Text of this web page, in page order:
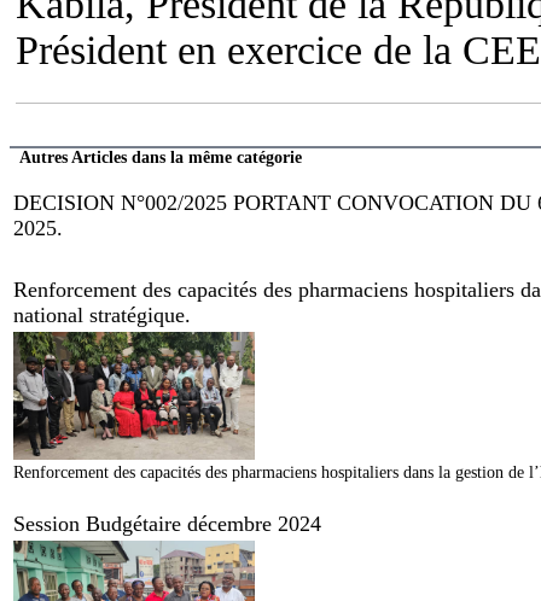
Président en exercice de la
Autres Articles dans la même catégorie
DECISION N°002/2025 PORTANT CONVOCATION
2025.
Renforcement des capacités des pharmaciens hospitaliers
national stratégique.
Renforcement des capacités des pharmaciens hospitaliers dans la gestion
Session Budgétaire décembre 2024